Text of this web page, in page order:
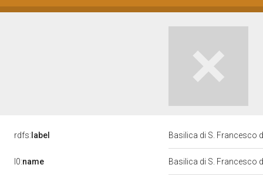
rdfs: label Basilica di S. Francesco
l0:name Basilica di S. Francesco